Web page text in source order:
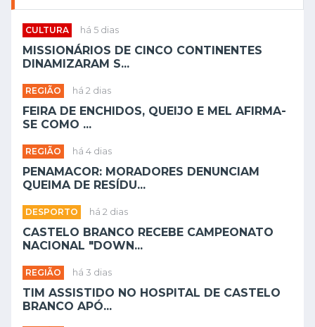
CULTURA há 5 dias
MISSIONÁRIOS DE CINCO CONTINENTES
DINAMIZARAM S...
REGIÃO há 2 dias
FEIRA DE ENCHIDOS, QUEIJO E MEL AFIRMA-
SE COMO ...
REGIÃO há 4 dias
PENAMACOR: MORADORES DENUNCIAM
QUEIMA DE RESÍDU...
DESPORTO há 2 dias
CASTELO BRANCO RECEBE CAMPEONATO
NACIONAL "DOWN...
REGIÃO há 3 dias
TIM ASSISTIDO NO HOSPITAL DE CASTELO
BRANCO APÓ...